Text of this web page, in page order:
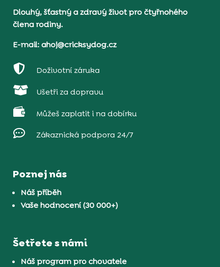
Dlouhý, šťastný a zdravý život pro čtyřnohého
člena rodiny.
E-mail: ahoj@cricksydog.cz
 Doživotní záruka
 Ušetři za dopravu
 Můžeš zaplatit i na dobírku
 Zákaznická podpora 24/7
Poznej nás
Náš příběh
Vaše hodnocení (30 000+)
Šetřete s námi
Náš program pro chovatele